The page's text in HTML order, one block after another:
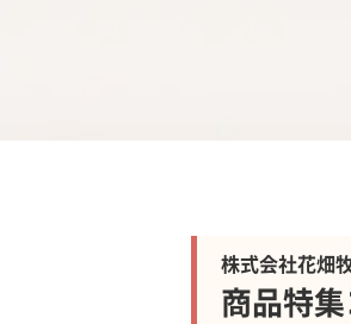
株式会社花畑
商品特